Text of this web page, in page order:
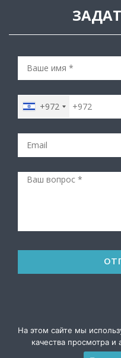
+972
русскоязычное SEO|
На этом сайте мы
качества просмотра и